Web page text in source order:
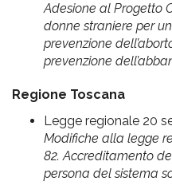
Adesione al Progetto
donne straniere per
prevenzione
prevenzione
Regione Toscana
Legge regionale 20
Modifiche alla legge
82. Accreditamento
persona del sistema